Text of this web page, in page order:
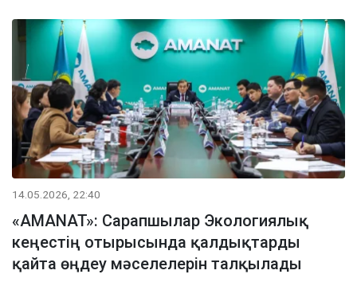
14.05.2026, 22:40
«AMANAT»: Сарапшылар Экологиялық
кеңестің отырысында қалдықтарды
қайта өңдеу мәселелерін талқылады